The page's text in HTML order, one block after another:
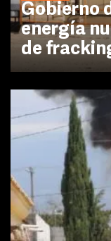
Gobierno
energía
de